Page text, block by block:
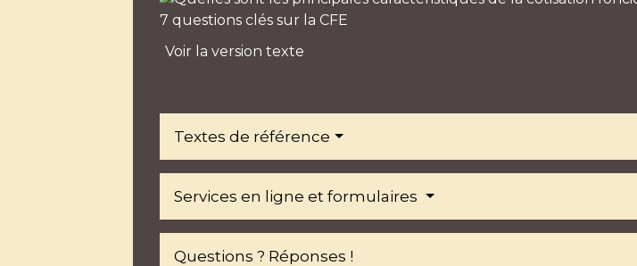
7 questions clés sur la CFE
Voir la version texte
Textes de référence
Services en ligne et formulaires
Questions ? Réponses !